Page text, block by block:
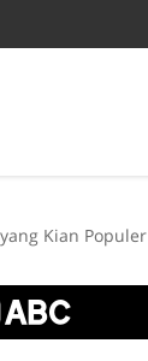
Kian Populer